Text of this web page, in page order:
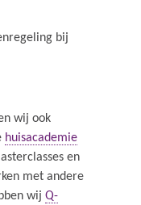
bij
wij ook
huisacademie
en
met andere
wij Q-